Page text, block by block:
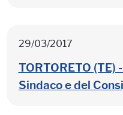
29/03/2017
TORTORETO (TE)
Sindaco e del